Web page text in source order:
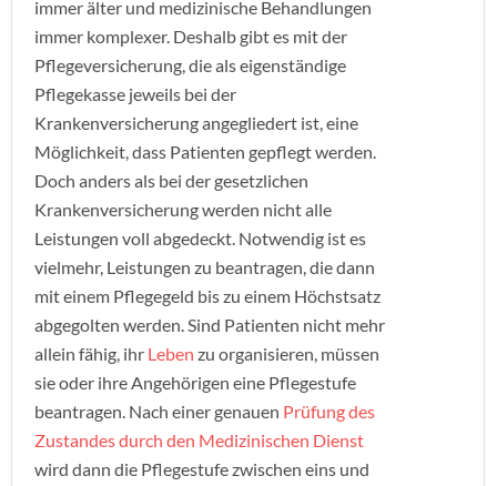
immer älter und medizinische Behandlungen
immer komplexer. Deshalb gibt es mit der
Pflegeversicherung, die als eigenständige
Pflegekasse jeweils bei der
Krankenversicherung angegliedert ist, eine
Möglichkeit, dass Patienten gepflegt werden.
Doch anders als bei der gesetzlichen
Krankenversicherung werden nicht alle
Leistungen voll abgedeckt. Notwendig ist es
vielmehr, Leistungen zu beantragen, die dann
mit einem Pflegegeld bis zu einem Höchstsatz
abgegolten werden. Sind Patienten nicht mehr
allein fähig, ihr Leben zu organisieren, müssen
sie oder ihre Angehörigen eine Pflegestufe
beantragen. Nach einer genauen Prüfung des
Zustandes durch den Medizinischen Dienst
wird dann die Pflegestufe zwischen eins und